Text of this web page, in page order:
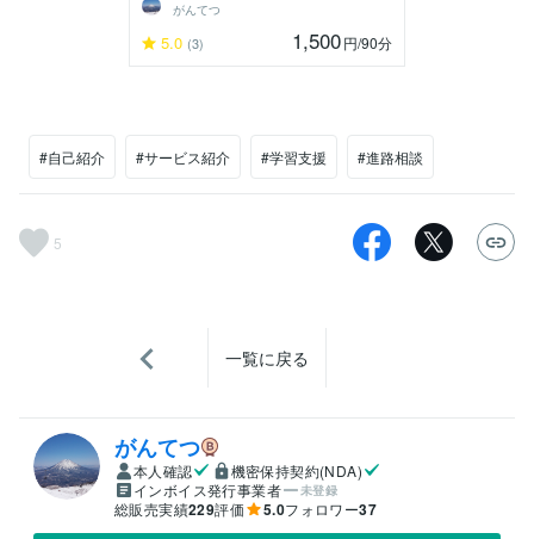
がんてつ
5.0 (3) 1,500円/90分
#自己紹介 #サービス紹介 #学習支援 #進路相談
5
一覧に戻る
がんてつ
本人確認
機密保持契約(NDA)
インボイス発行事業者
未登録
総販売実績229評価 5.0フォロワー37